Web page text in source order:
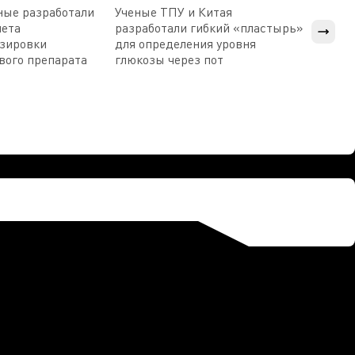
разработали
препарата
Ученые ТПУ и Китая
разработали гибкий «пластырь»
для определения уровня
глюкозы через пот